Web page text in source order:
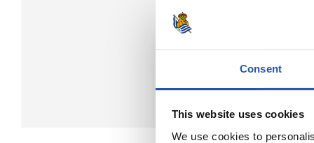
Consent
This website uses cookies
We use cookies to